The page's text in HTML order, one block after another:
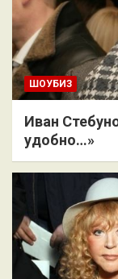
ШОУБИЗ
Иван
удобно…»